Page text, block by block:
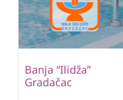
Banja “Ilidža”
Gradačac